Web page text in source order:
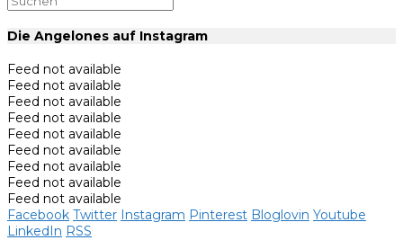
Die Angelones auf Instagram
Feed not available
Feed not available
Feed not available
Feed not available
Feed not available
Feed not available
Feed not available
Feed not available
Feed not available
Facebook Twitter Instagram Pinterest Bloglovin Youtube
LinkedIn RSS